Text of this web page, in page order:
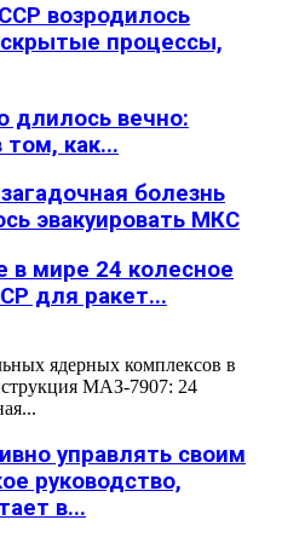
возродилось
процессы,
длилось вечно:
как...
болезнь
эвакуировать МКС
мире 24 колесное
для ракет...
ядерных комплексов в
МАЗ-7907: 24
управлять своим
руководство,
в...